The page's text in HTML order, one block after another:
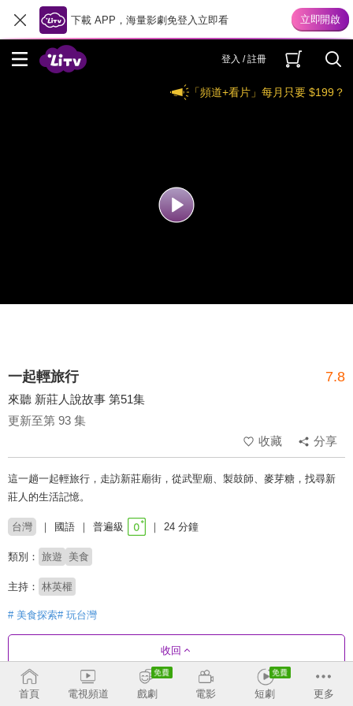
下載 APP，海量影劇免登入立即看
登入 / 註冊
「頻道+看片」每月只要 $199？
一起輕旅行 7.8
來聽 新莊人說故事 第51集
更新至第 93 集
收藏
分享
這一趟一起輕旅行，走訪新莊廟街，從武聖廟、製鼓師、麥芽糖，找尋新
莊人的生活記憶。
台灣 國語 普遍級 24 分鐘
類別： 旅遊 美食
主持： 林英權
# 美食探索# 玩台灣
收回
劇集列表 反序
首頁 電視頻道 戲劇 電影 短劇 更多